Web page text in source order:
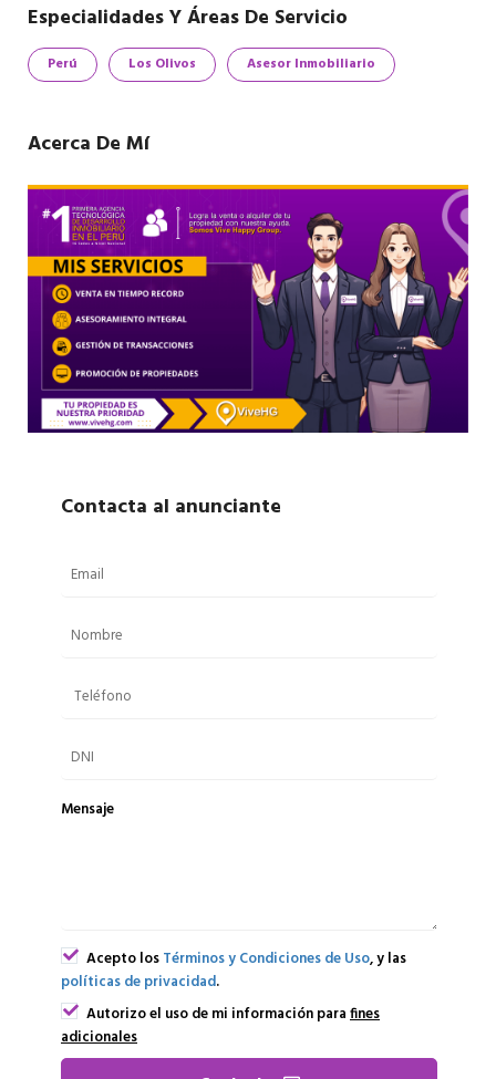
Especialidades Y Áreas De Servicio
Perú Los Olivos Asesor Inmobiliario
Acerca De Mí
Contacta al anunciante
Mensaje
Acepto losTérminos y Condiciones de Uso, y las
políticas de privacidad.
Autorizo el uso de mi información parafines
adicionales